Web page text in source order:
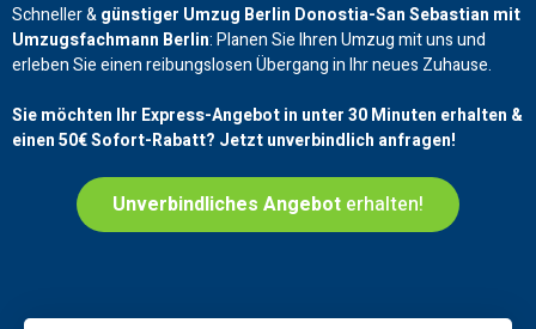
Schneller &günstiger Umzug Berlin Donostia-San Sebastian mit
Umzugsfachmann Berlin: Planen Sie Ihren Umzug mit uns und
erleben Sie einen reibungslosen Übergang in Ihr neues Zuhause.
Sie möchten Ihr Express-Angebot in unter 30 Minuten erhalten &
einen50€Sofort-Rabatt? Jetzt unverbindlich anfragen!
Unverbindliches Angebot erhalten!